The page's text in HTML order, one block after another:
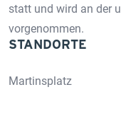
statt und wird an der
vorgenommen.
STANDORTE
Martinsplatz